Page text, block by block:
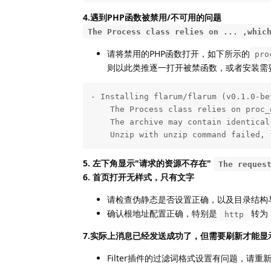
4.遇到PHP函数被禁用/不可用的问题
The Process class relies on ...
请将禁用的PHP函数打开，如下所示的
则以此类推逐一打开被禁函数，或者安装
- Installing flarum/flarum (v0.1.0-
The Process class relies on
The archive may contain
Unzip with unzip command failed,
5. 左下角显示"请求的资源不存在" The
6. 首页打开无样式，只有文字
请检查伪静态是否设置正确，以及目录结
确认根地址配置正确，特别是
http
转为
7.实际上消息已经发送成功了，但需要刷新才能显
Filter插件的过滤词格式设置有问题，请重